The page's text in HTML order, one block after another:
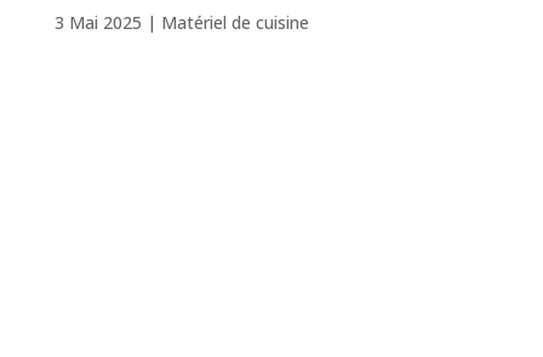
3 Mai 2025 | Matériel de cuisine